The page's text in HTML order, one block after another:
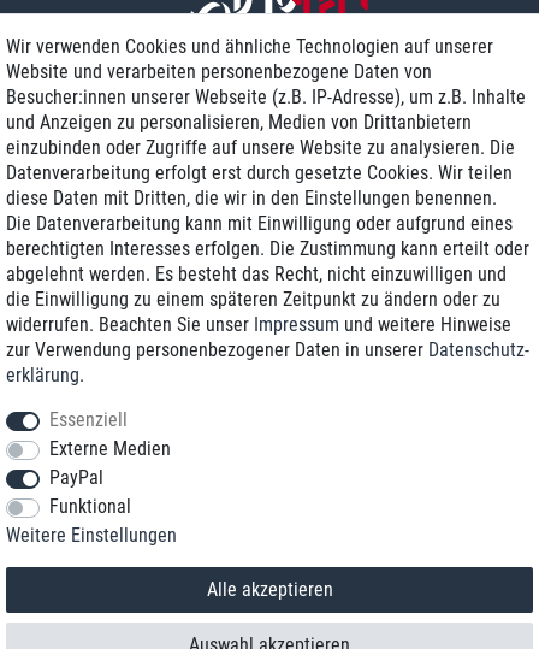
Zustellung am nächsten Werktag
Günstiger Versand
Generalüberholt mit Garantie
+49 8989 96160*
*Sie erreichen uns zum Ortstarif von Montag bis Freitag von 9 Uhr - 18 Uhr.
© 2018 TOP TEN Computervertrieb GmbH
Wir verwenden Cookies und ähnliche Technologien auf unserer
Website und verarbeiten personenbezogene Daten von
Besucher:innen unserer Webseite (z.B. IP-Adresse), um z.B. Inhalte
und Anzeigen zu personalisieren, Medien von Drittanbietern
einzubinden oder Zugriffe auf unsere Website zu analysieren. Die
Datenverarbeitung erfolgt erst durch gesetzte Cookies. Wir teilen
diese Daten mit Dritten, die wir in den Einstellungen benennen.
Die Datenverarbeitung kann mit Einwilligung oder aufgrund eines
berechtigten Interesses erfolgen. Die Zustimmung kann erteilt oder
abgelehnt werden. Es besteht das Recht, nicht einzuwilligen und
die Einwilligung zu einem späteren Zeitpunkt zu ändern oder zu
widerrufen. Beachten Sie unser Impressum und weitere Hinweise
zur Verwendung personenbezogener Daten in unserer Daten­schutz­
erklärung.
Essenziell
Externe Medien
PayPal
Funktional
Weitere Einstellungen
Alle akzeptieren